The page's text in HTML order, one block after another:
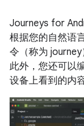
Journeys for
根据您的自然语
令（称为 journey
此外，您还可以
设备上看到的内